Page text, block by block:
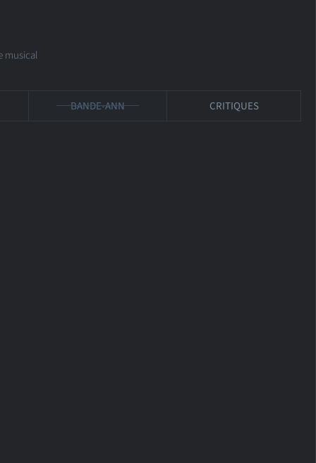
BANDE-ANN CRITIQUES